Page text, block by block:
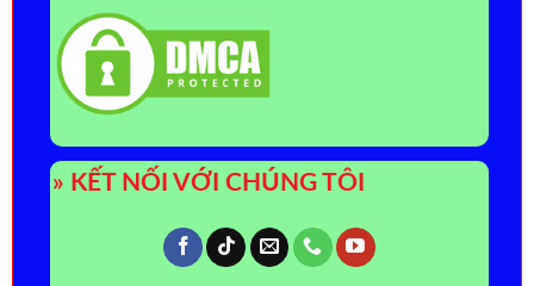
» KẾT NỐI VỚI CHÚNG TÔI